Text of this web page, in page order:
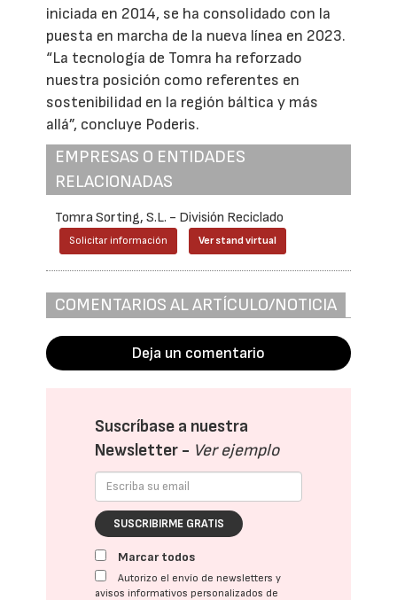
iniciada en 2014, se ha consolidado con la
puesta en marcha de la nueva línea en 2023.
“La tecnología de Tomra ha reforzado
nuestra posición como referentes en
sostenibilidad en la región báltica y más
allá”, concluye Poderis.
EMPRESAS O ENTIDADES
RELACIONADAS
Tomra Sorting, S.L. - División Reciclado
Solicitar información Ver stand virtual
COMENTARIOS AL ARTÍCULO/NOTICIA
Deja un comentario
Suscríbase a nuestra
Newsletter - Ver ejemplo
SUSCRIBIRME GRATIS
Marcar todos
Autorizo el envío de newsletters y
avisos informativos personalizados de